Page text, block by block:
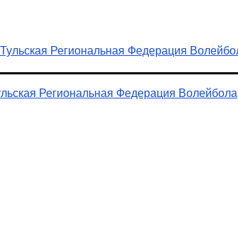
Региональная Федерация Волейбола